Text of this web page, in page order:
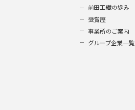
前田工繊の歩み
受賞歴
事業所のご案内
グループ企業一覧